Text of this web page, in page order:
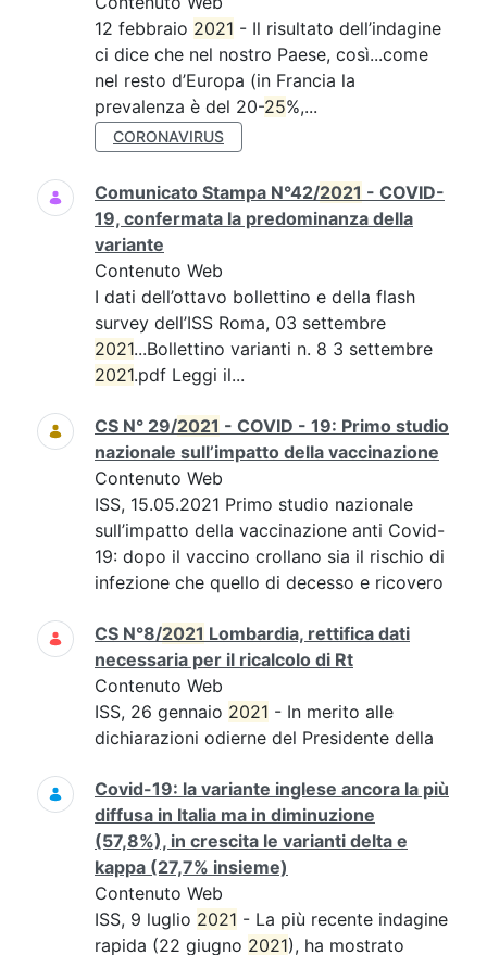
12 febbraio 2021 - Il risultato dell’indagine
ci dice che nel nostro Paese, così...come
nel resto d’Europa (in Francia la
prevalenza è del 20-25%,...
CORONAVIRUS
Comunicato Stampa N°42/2021 - COVID-
19, confermata la predominanza della
variante
Contenuto Web
I dati dell’ottavo bollettino e della flash
survey dell’ISS Roma, 03 settembre
2021...Bollettino varianti n. 8 3 settembre
2021.pdf Leggi il...
CS N° 29/2021 - COVID - 19: Primo studio
nazionale sull’impatto della vaccinazione
Contenuto Web
ISS, 15.05.2021 Primo studio nazionale
sull’impatto della vaccinazione anti Covid-
19: dopo il vaccino crollano sia il rischio di
infezione che quello di decesso e ricovero
CS N°8/2021 Lombardia, rettifica dati
necessaria per il ricalcolo di Rt
Contenuto Web
ISS, 26 gennaio 2021 - In merito alle
dichiarazioni odierne del Presidente della
Covid-19: la variante inglese ancora la più
diffusa in Italia ma in diminuzione
(57,8%), in crescita le varianti delta e
kappa (27,7% insieme)
Contenuto Web
ISS, 9 luglio 2021 - La più recente indagine
rapida (22 giugno 2021), ha mostrato